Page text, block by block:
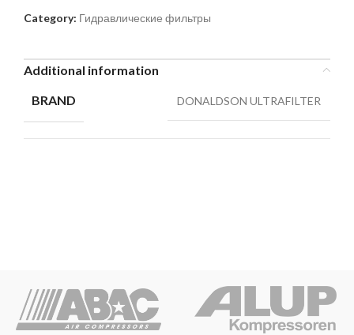
Category: Гидравлические фильтры
Additional information
BRAND
DONALDSON ULTRAFILTER